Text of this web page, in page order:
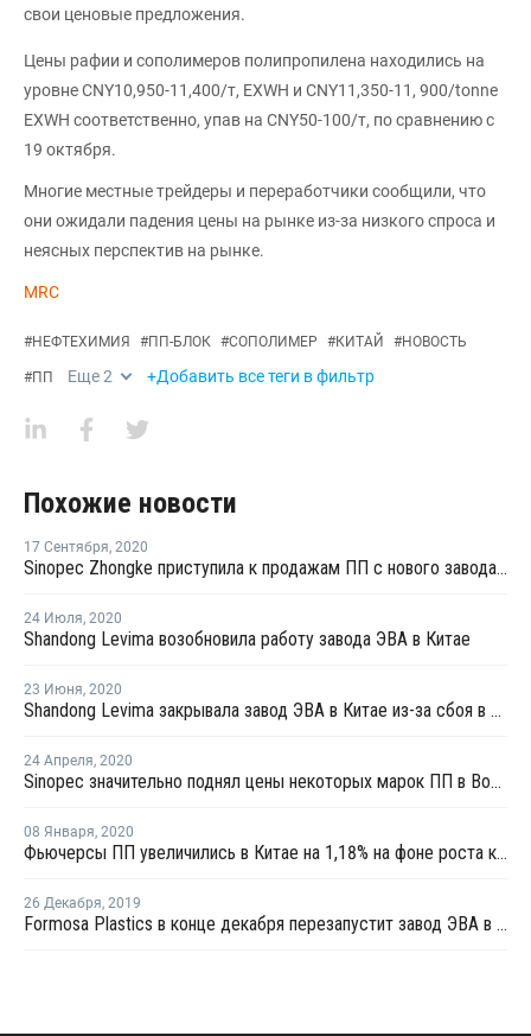
свои ценовые предложения.
Цены рафии и сополимеров полипропилена находились на
уровне CNY10,950-11,400/т, EXWH и CNY11,350-11, 900/tonne
EXWH соответственно, упав на CNY50-100/т, по сравнению с
19 октября.
Многие местные трейдеры и переработчики сообщили, что
они ожидали падения цены на рынке из-за низкого спроса и
неясных перспектив на рынке.
MRC
#НЕФТЕХИМИЯ #ПП-БЛОК #СОПОЛИМЕР #КИТАЙ #НОВОСТЬ
#ПП Еще2 +Добавить все теги в фильтр
Похожие новости
17 Сентября, 2020
Sinopec Zhongke приступила к продажам ПП с нового завода в провинции Гуандун
24 Июля, 2020
Shandong Levima возобновила работу завода ЭВА в Китае
23 Июня, 2020
Shandong Levima закрывала завод ЭВА в Китае из-за сбоя в работе оборудования
24 Апреля, 2020
Sinopec значительно поднял цены некоторых марок ПП в Восточном Китае
08 Января, 2020
Фьючерсы ПП увеличились в Китае на 1,18% на фоне роста котировок нефти
26 Декабря, 2019
Formosa Plastics в конце декабря перезапустит завод ЭВА в Китае после плановой профилактики